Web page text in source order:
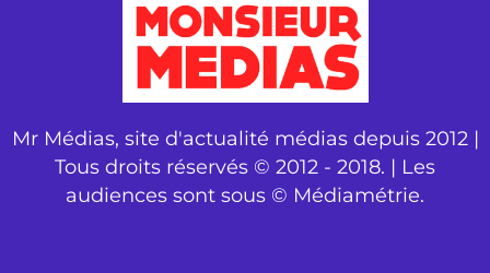
Mr Médias, site d'actualité médias depuis 2012 |
Tous droits réservés © 2012 - 2018. | Les
audiences sont sous © Médiamétrie.